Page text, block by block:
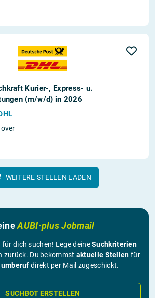
Kurier-, Express- u.
(m/w/d) in 2026
WEITERE STELLEN LADEN
AUBI-plus Jobmail
für dich suchen! Lege deineSuchkriterien
zurück. Du bekommst aktuelle Stellen für
direkt per Mail zugeschickt.
SUCHBOT ERSTELLEN